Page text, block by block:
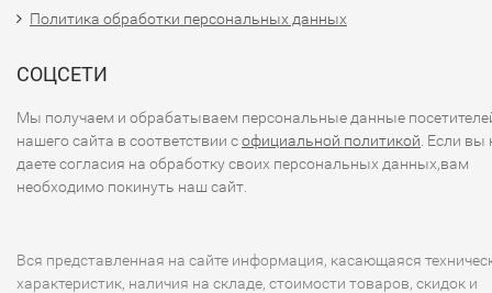
Политика обработки персональных данных
СОЦСЕТИ
Мы получаем и обрабатываем персональные данные
нашего сайта в соответствии софициальной политикой . Если вы
даете согласия на обработку своих персональных данных,вам
необходимо покинуть наш сайт.
Вся представленная на сайте информация, касающаяся
характеристик, наличия на складе, стоимости товаров, скидок и